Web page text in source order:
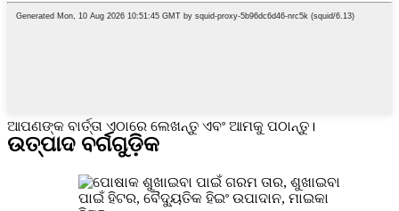
ଆପଣଙ୍କ ବାର୍ତ୍ତା ଏଠାରେ ଲେଖନ୍ତୁ ଏବଂ ଆମକୁ ପଠାନ୍ତୁ।
ଉତ୍ପାଦ ବର୍ଗଗୁଡ଼ିକ